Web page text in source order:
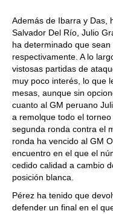
Además de Ibarra y Das,
Salvador Del Río, Julio
ha determinado que sean
respectivamente. A lo
vistosas partidas de
muy poco interés, lo que
mesas, aunque sin
cuanto al GM peruano
a remolque todo el
segunda ronda contra el
ronda ha vencido al GM
encuentro en el que el
cedido calidad a cambio
posición blanca.
Pérez ha tenido que
defender un final en el